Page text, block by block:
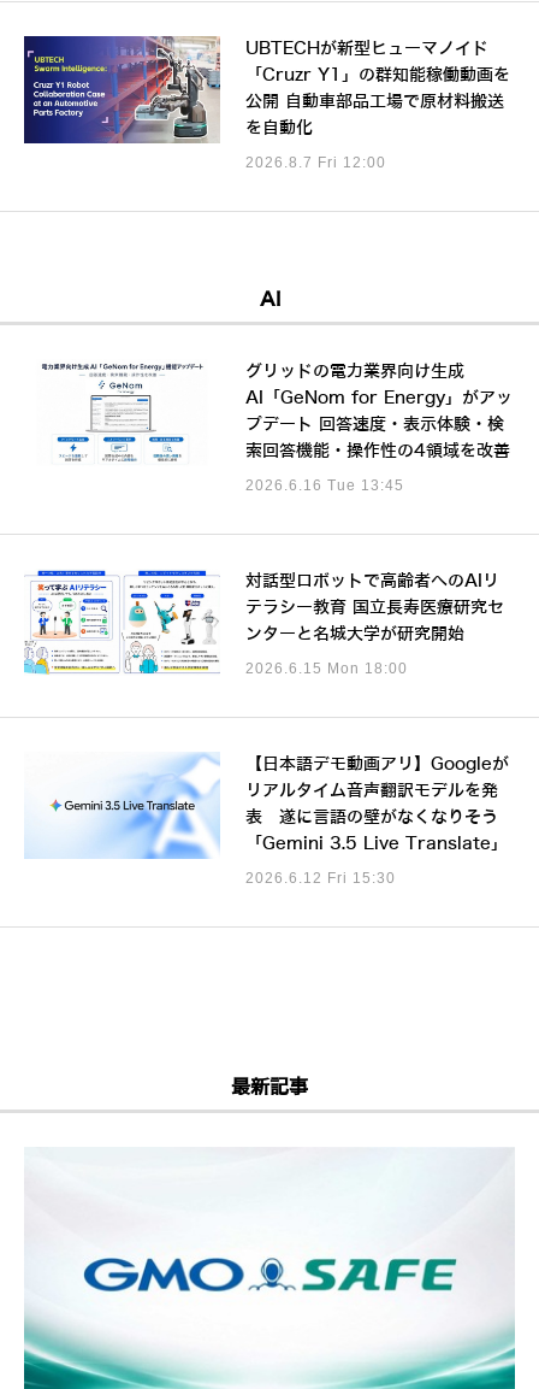
UBTECHが新型ヒューマノイド
「Cruzr Y1」の群知能稼働動画を
公開 自動車部品工場で原材料搬送
を自動化
2026.8.7 Fri 12:00
AI
グリッドの電力業界向け生成
AI「GeNom for Energy」がアッ
プデート 回答速度・表示体験・検
索回答機能・操作性の4領域を改善
2026.6.16 Tue 13:45
対話型ロボットで高齢者へのAIリ
テラシー教育 国立長寿医療研究セ
ンターと名城大学が研究開始
2026.6.15 Mon 18:00
【日本語デモ動画アリ】Googleが
リアルタイム音声翻訳モデルを発
表 遂に言語の壁がなくなりそう
「Gemini 3.5 Live Translate」
2026.6.12 Fri 15:30
最新記事